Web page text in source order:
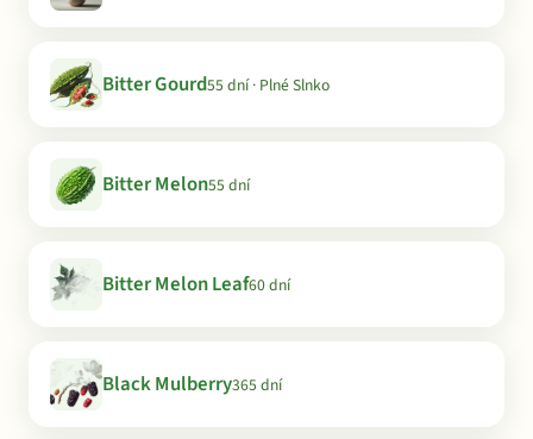
Bitter Gourd55 dní · Plné Slnko
Bitter Melon55 dní
Bitter Melon Leaf60 dní
Black Mulberry365 dní